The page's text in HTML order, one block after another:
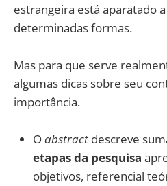
estrangeira está aparatado
determinadas formas.
Mas para que serve
algumas dicas sobre seu
importância.
Oabstract descreve
etapas da pesquisa
objetivos, referencial